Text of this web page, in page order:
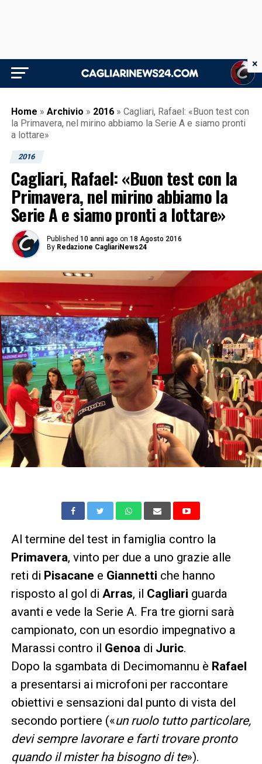
Home » Archivio » 2016 » Cagliari, Rafael: «Buon test con
la Primavera, nel mirino abbiamo la Serie A e siamo pronti
a lottare»
2016
Cagliari, Rafael: «Buon test con la
Primavera, nel mirino abbiamo la
Serie A e siamo pronti a lottare»
Published 10 anni ago on 18 Agosto 2016
By Redazione CagliariNews24
Al termine del test in famiglia contro la
Primavera, vinto per due a uno grazie alle
reti di Pisacane e Giannetti che hanno
risposto al gol di Arras, il Cagliari guarda
avanti e vede la Serie A. Fra tre giorni sarà
campionato, con un esordio impegnativo a
Marassi contro il Genoadi Juric.
Dopo la sgambata di Decimomannu è Rafael
a presentarsi ai microfoni per raccontare
obiettivi e sensazioni dal punto di vista del
secondo portiere («un ruolo tutto particolare,
devi sempre lavorare e farti trovare pronto
quando il mister ha bisogno di te»).
×